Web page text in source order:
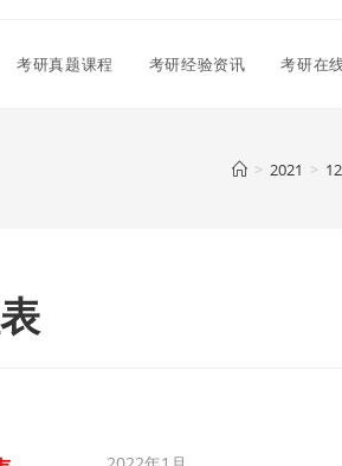
考研真题课程 考研经验资讯 考研在
> 2021 >